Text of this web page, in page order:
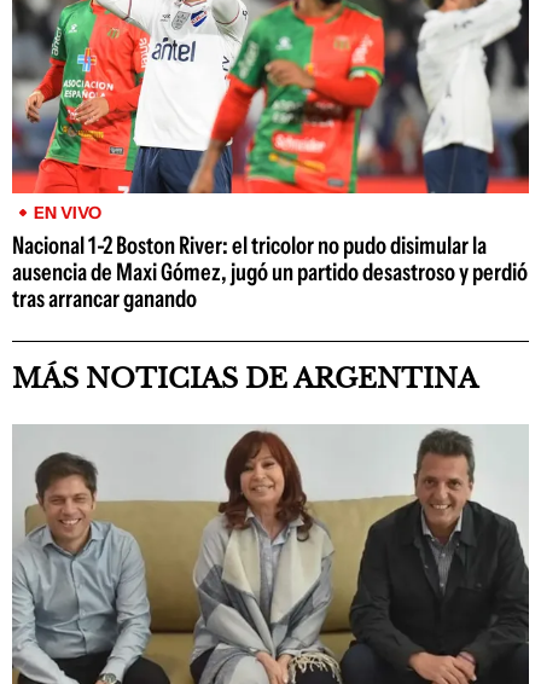
EN VIVO
Nacional 1-2 Boston River: el tricolor no pudo disimular la
ausencia de Maxi Gómez, jugó un partido desastroso y perdió
tras arrancar ganando
MÁS NOTICIAS DE ARGENTINA